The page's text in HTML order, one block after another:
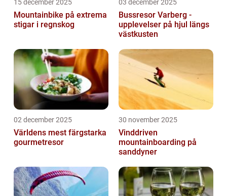
15 december 2025
Mountainbike på extrema
stigar i regnskog
03 december 2025
Bussresor Varberg -
upplevelser på hjul längs
västkusten
02 december 2025
Världens mest färgstarka
gourmetresor
30 november 2025
Vinddriven
mountainboarding på
sanddyner